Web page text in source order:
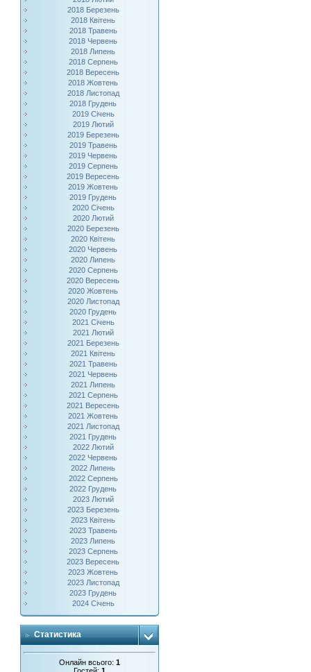
2018 Березень
2018 Квітень
2018 Травень
2018 Червень
2018 Липень
2018 Серпень
2018 Вересень
2018 Жовтень
2018 Листопад
2018 Грудень
2019 Січень
2019 Лютий
2019 Березень
2019 Травень
2019 Червень
2019 Серпень
2019 Вересень
2019 Жовтень
2019 Грудень
2020 Січень
2020 Лютий
2020 Березень
2020 Квітень
2020 Червень
2020 Липень
2020 Серпень
2020 Вересень
2020 Жовтень
2020 Листопад
2020 Грудень
2021 Січень
2021 Лютий
2021 Березень
2021 Квітень
2021 Травень
2021 Червень
2021 Липень
2021 Серпень
2021 Вересень
2021 Жовтень
2021 Листопад
2021 Грудень
2022 Лютий
2022 Червень
2022 Липень
2022 Серпень
2022 Грудень
2023 Лютий
2023 Березень
2023 Квітень
2023 Травень
2023 Липень
2023 Серпень
2023 Вересень
2023 Жовтень
2023 Листопад
2023 Грудень
2024 Січень
Статистика
Онлайн всього:1